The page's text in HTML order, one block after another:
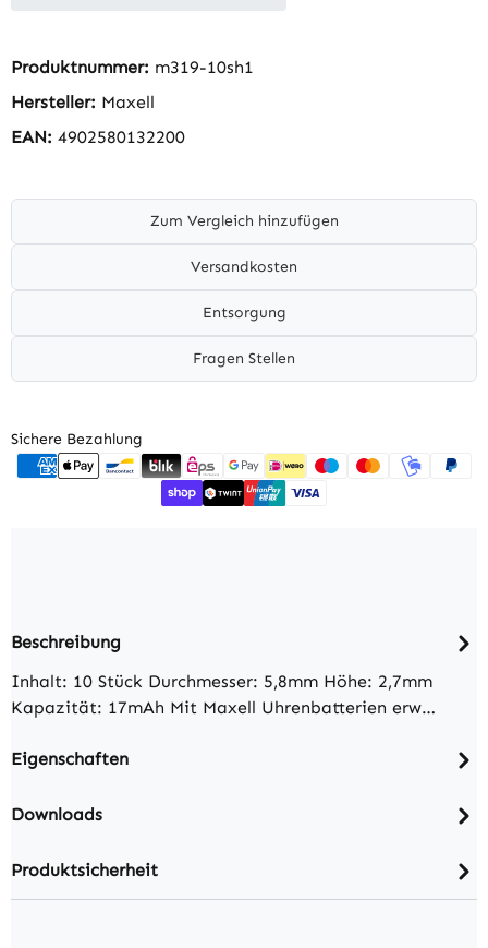
Produktnummer: m319-10sh1
Hersteller: Maxell
EAN: 4902580132200
Zum Vergleich hinzufügen
Versandkosten
Entsorgung
Fragen Stellen
Sichere Bezahlung
Beschreibung
Inhalt: 10 Stück Durchmesser: 5,8mm Höhe: 2,7mm
Kapazität: 17mAh Mit Maxell Uhrenbatterien erw…
Eigenschaften
Downloads
Produktsicherheit